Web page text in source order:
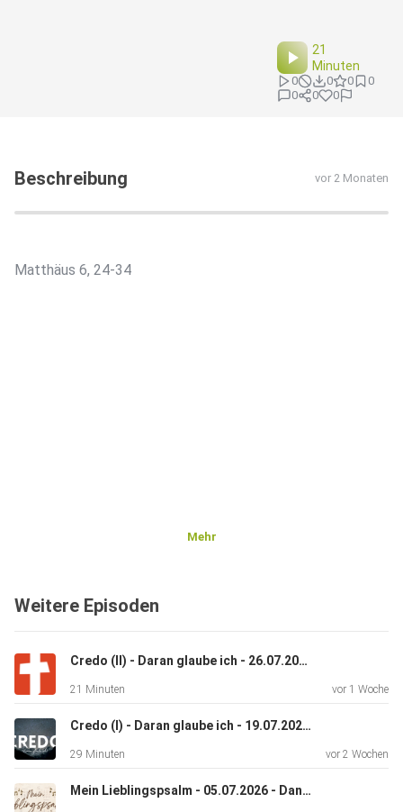
21
Minuten
0 0 0
0
0
0 0
Beschreibung vor 2 Monaten
Matthäus 6, 24-34
Mehr
Weitere Episoden
Credo (II) - Daran glaube ich - 26.07.2026 - Klaus Hanswillemenke
21 Minuten vor 1 Woche
Credo (I) - Daran glaube ich - 19.07.2026 - Ulrich Müller
29 Minuten vor 2 Wochen
Mein Lieblingspsalm - 05.07.2026 - Daniel Knelsen